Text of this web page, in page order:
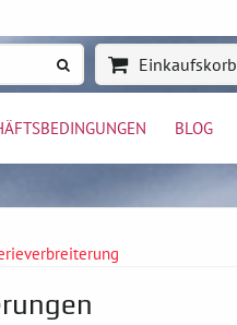
Einkaufskorb
BLOG